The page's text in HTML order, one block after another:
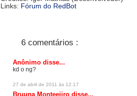
Links: Fórum do RedBot
6 comentários :
Anônimo disse...
kd o ng?
27 de abril de 2011 às 12:17
Bruuna Monteeiiro disse...